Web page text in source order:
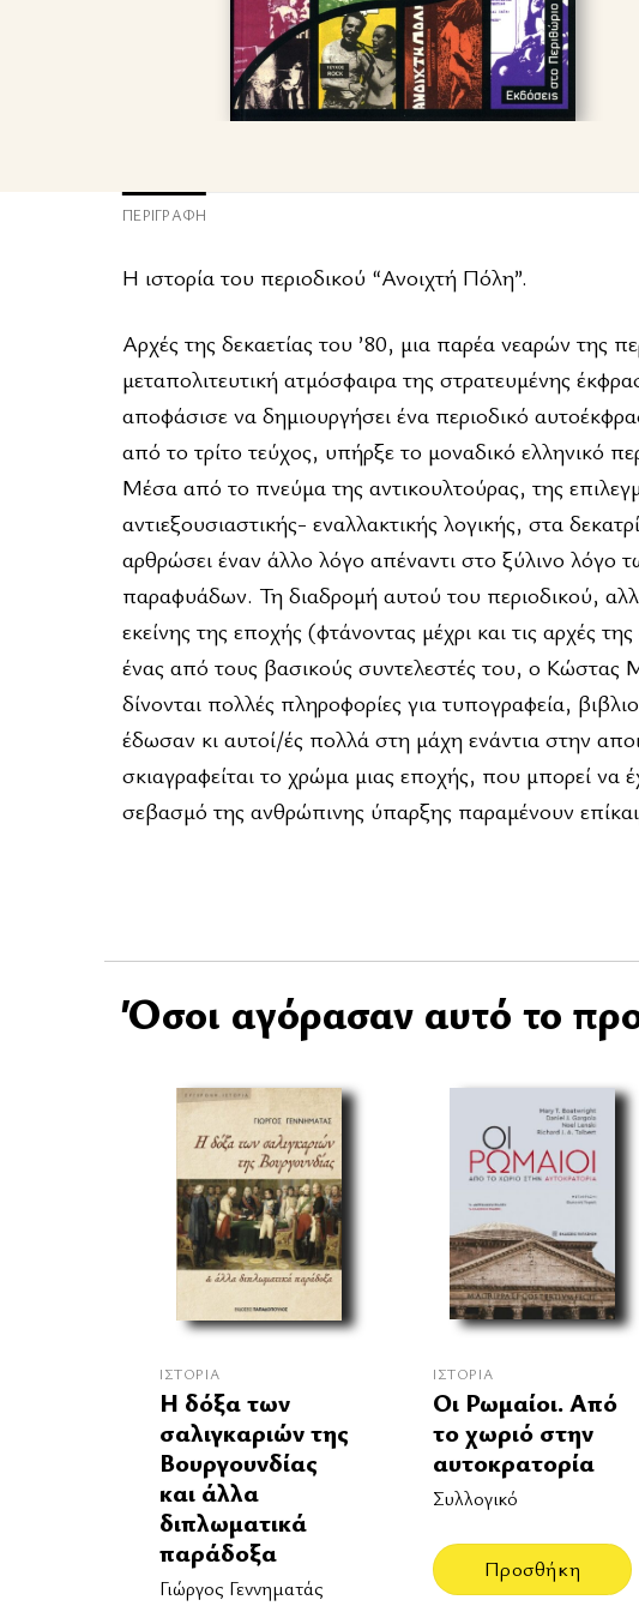
ΠΕΡΙΓΡΑΦΉ
Η ιστορία του περιοδικού “Ανοιχτή Πόλη”.
Αρχές της δεκαετίας του ’80, μια παρέα νεαρών
μεταπολιτευτική ατμόσφαιρα της στρατευμένης
αποφάσισε να δημιουργήσει ένα περιοδικό
από το τρίτο τεύχος, υπήρξε το μοναδικό ελληνικό
Μέσα από το πνεύμα της αντικουλτούρας, της
αντιεξουσιαστικής- εναλλακτικής λογικής, στα
αρθρώσει έναν άλλο λόγο απέναντι στο ξύλινο λόγο
παραφυάδων. Τη διαδρομή αυτού του περιοδικού,
εκείνης της εποχής (φτάνοντας μέχρι και τις αρχές
ένας από τους βασικούς συντελεστές του, ο
δίνονται πολλές πληροφορίες για τυπογραφεία,
έδωσαν κι αυτοί/ές πολλά στη μάχη ενάντια στην
σκιαγραφείται το χρώμα μιας εποχής, που μπορεί να
σεβασμό της ανθρώπινης ύπαρξης παραμένουν
Όσοι αγόρασαν αυτό το
ΙΣΤΟΡΊΑ
Η δόξα των
σαλιγκαριών της
Βουργουνδίας
και άλλα
διπλωματικά
παράδοξα
Γιώργος Γεννηματάς
ΙΣΤΟΡΊΑ
Οι Ρωμαίοι. Από
το χωριό στην
αυτοκρατορία
Συλλογικό
Προσθήκη